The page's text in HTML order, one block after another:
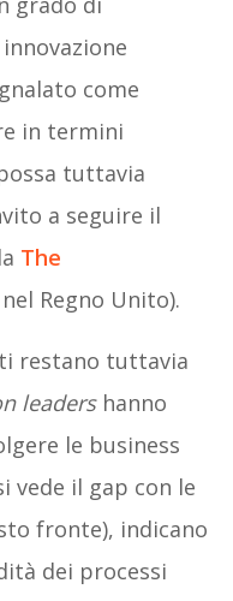
come
in termini
tuttavia
a seguire il
The
Regno Unito).
restano tuttavia
leaders hanno
le business
vede il gap con le
fronte), indicano
dei processi